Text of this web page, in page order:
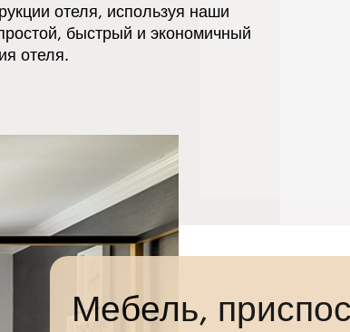
отеля, используя наши
быстрый и экономичный
отеля.
Мебель,